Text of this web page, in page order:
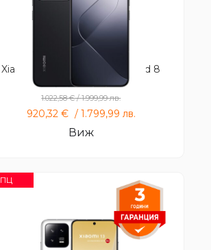
Xiaomi 14 + Xiaomi Smart Band 8
1.022,58€/1.999,99лв.
920,32 € / 1.799,99 лв.
Виж
ПЦ